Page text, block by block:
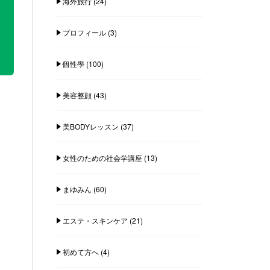
プロフィール(3)
個性學(100)
美容整顔(43)
美BODYレッスン (37)
女性のための社会学講座(13)
まゆみん (60)
エステ・スキンケア (21)
初めて方へ(4)